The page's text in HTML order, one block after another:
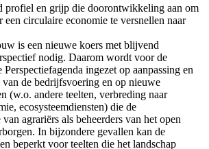
profiel en grijp die doorontwikkeling aan om
een circulaire economie te versnellen naar
is een nieuwe koers met blijvend
nodig. Daarom wordt voor de
ingezet op aanpassing en
de bedrijfsvoering en op nieuwe
(w.o. andere teelten, verbreding naar
ecosysteemdiensten) die de
agrariërs als beheerders van het open
In bijzondere gevallen kan de
beperkt voor teelten die het landschap